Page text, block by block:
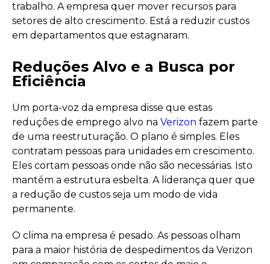
trabalho. A empresa quer mover recursos para
setores de alto crescimento. Está a reduzir custos
em departamentos que estagnaram.
Reduções Alvo e a Busca por
Eficiência
Um porta-voz da empresa disse que estas
reduções de emprego alvo na Verizon fazem parte
de uma reestruturação. O plano é simples. Eles
contratam pessoas para unidades em crescimento.
Eles cortam pessoas onde não são necessárias. Isto
mantém a estrutura esbelta. A liderança quer que
a redução de custos seja um modo de vida
permanente.
O clima na empresa é pesado. As pessoas olham
para a maior história de despedimentos da Verizon